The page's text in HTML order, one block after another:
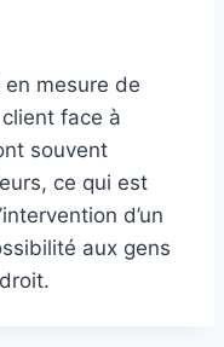
mesure de
face à
souvent
ce qui est
d’un
aux gens